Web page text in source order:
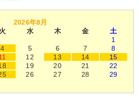
2026年8月
火 水 木 金
土
1
4 5 6 7
8
12 13 14
15
19 20 21
22
26 27 28
29